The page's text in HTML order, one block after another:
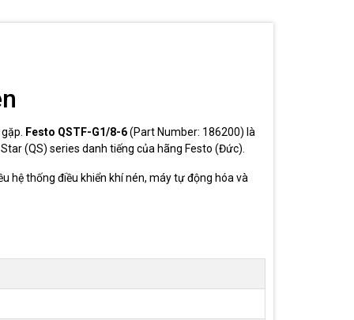
Festo QSTF-G1/8-6(Part Number: 186200) là
(QS) series danh tiếng của hãng Festo (Đức).
hệ thống điều khiển khí nén, máy tự động hóa và